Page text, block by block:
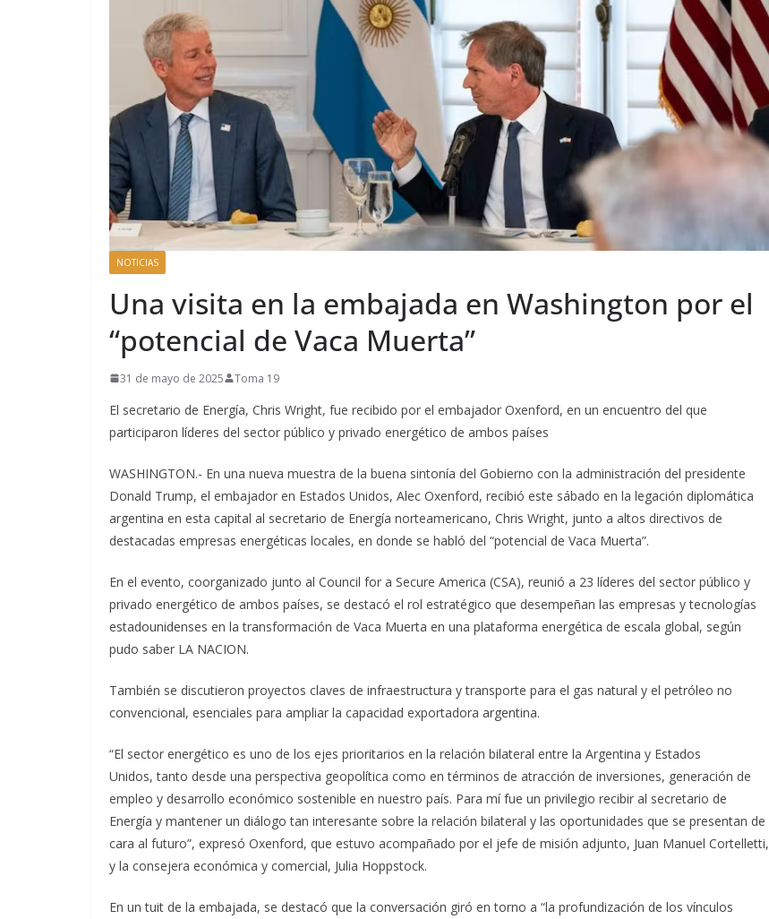
NOTICIAS
Una visita en la embajada en Washington por el
“potencial de Vaca Muerta”
31 de mayo de 2025 Toma 19
El secretario de Energía, Chris Wright, fue recibido por el embajador Oxenford, en un encuentro del que
participaron líderes del sector público y privado energético de ambos países
WASHINGTON.- En una nueva muestra de la buena sintonía del Gobierno con la administración del presidente
Donald Trump, el embajador en Estados Unidos, Alec Oxenford, recibió este sábado en la legación diplomática
argentina en esta capital al secretario de Energía norteamericano, Chris Wright, junto a altos directivos de
destacadas empresas energéticas locales, en donde se habló del “potencial de Vaca Muerta”.
En el evento, coorganizado junto al Council for a Secure America (CSA), reunió a 23 líderes del sector público y
privado energético de ambos países, se destacó el rol estratégico que desempeñan las empresas y tecnologías
estadounidenses en la transformación de Vaca Muerta en una plataforma energética de escala global, según
pudo saber LA NACION.
También se discutieron proyectos claves de infraestructura y transporte para el gas natural y el petróleo no
convencional, esenciales para ampliar la capacidad exportadora argentina.
“El sector energético es uno de los ejes prioritarios en la relación bilateral entre la Argentina y Estados
Unidos, tanto desde una perspectiva geopolítica como en términos de atracción de inversiones, generación de
empleo y desarrollo económico sostenible en nuestro país. Para mí fue un privilegio recibir al secretario de
Energía y mantener un diálogo tan interesante sobre la relación bilateral y las oportunidades que se presentan de
cara al futuro”, expresó Oxenford, que estuvo acompañado por el jefe de misión adjunto, Juan Manuel Cortelletti,
y la consejera económica y comercial, Julia Hoppstock.
En un tuit de la embajada, se destacó que la conversación giró en torno a “la profundización de los vínculos